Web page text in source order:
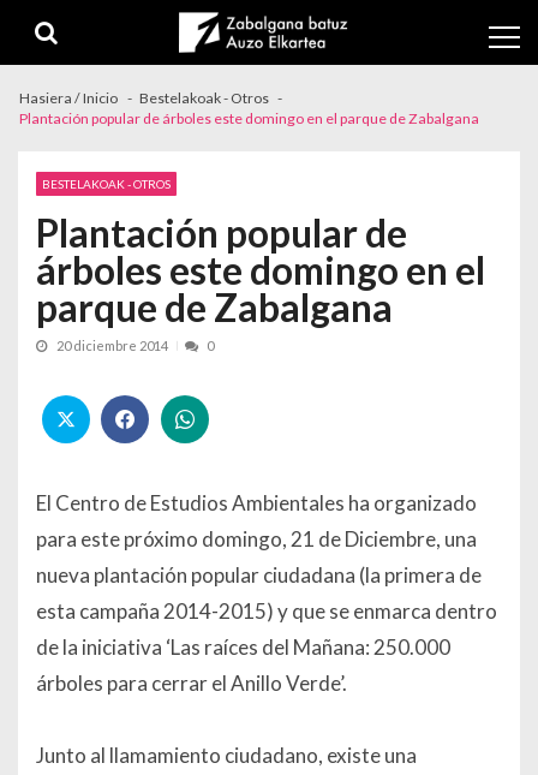
Hasiera / Inicio
Bestelakoak - Otros
Plantación popular de árboles este domingo en el parque de Zabalgana
BESTELAKOAK - OTROS
Plantación popular de
árboles este domingo en el
parque de Zabalgana
20 diciembre 2014 0
El Centro de Estudios Ambientales ha organizado
para este próximo domingo, 21 de Diciembre, una
nueva plantación popular ciudadana (la primera de
esta campaña 2014-2015) y que se enmarca dentro
de la iniciativa ‘Las raíces del Mañana: 250.000
árboles para cerrar el Anillo Verde’.
Junto al llamamiento ciudadano, existe una